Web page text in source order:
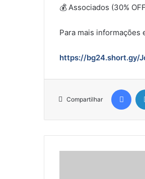
💰 Associados (30%
Para mais informações
https://bg24.short.gy/
Compartilhar